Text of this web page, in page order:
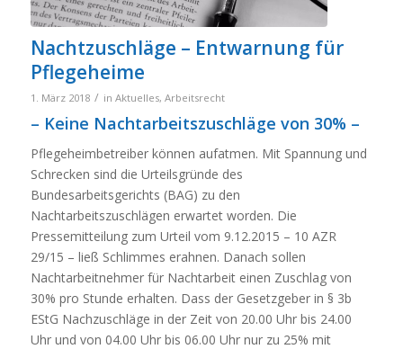
Nachtzuschläge – Entwarnung für
Pflegeheime
1. März 2018 / in Aktuelles, Arbeitsrecht
– Keine Nachtarbeitszuschläge von 30% –
Pflegeheimbetreiber können aufatmen. Mit Spannung und
Schrecken sind die Urteilsgründe des
Bundesarbeitsgerichts (BAG) zu den
Nachtarbeitszuschlägen erwartet worden. Die
Pressemitteilung zum Urteil vom 9.12.2015 – 10 AZR
29/15 – ließ Schlimmes erahnen. Danach sollen
Nachtarbeitnehmer für Nachtarbeit einen Zuschlag von
30% pro Stunde erhalten. Dass der Gesetzgeber in § 3b
EStG Nachzuschläge in der Zeit von 20.00 Uhr bis 24.00
Uhr und von 04.00 Uhr bis 06.00 Uhr nur zu 25% mit